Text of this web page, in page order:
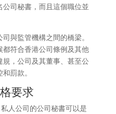
司秘書，而且這個職位並
與監管機構之間的橋梁。
符合香港公司條例及其他
，公司及其董事、甚至公
罰款。
要求
人公司的公司秘書可以是